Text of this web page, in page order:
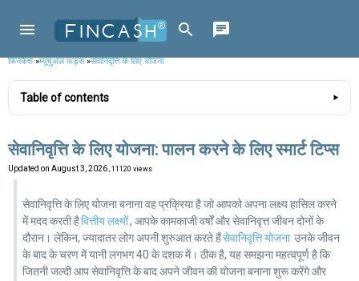
फिनकैश»म्यूचुअल फंड्स»सेवानिवृत्ति के लिए योजना
Table of contents
सेवानिवृत्ति के लिए योजना: पालन करने के लिए स्मार्ट टिप्स
Updated on August 3, 2026 , 11120 views
सेवानिवृत्ति के लिए योजना बनाना वह प्रक्रिया है जो आपको अपना लक्ष्य हासिल करने
में मदद करती हैवित्तीय लक्ष्यों, आपके कामकाजी वर्षों और सेवानिवृत्त जीवन दोनों के
दौरान। लेकिन, ज्यादातर लोग अपनी शुरुआत करते हैंसेवानिवृत्ति योजना उनके जीवन
के बाद के चरण में यानी लगभग 40 के दशक में। ठीक है, यह समझना महत्वपूर्ण है कि
जितनी जल्दी आप सेवानिवृत्ति के बाद अपने जीवन की योजना बनाना शुरू करेंगे और